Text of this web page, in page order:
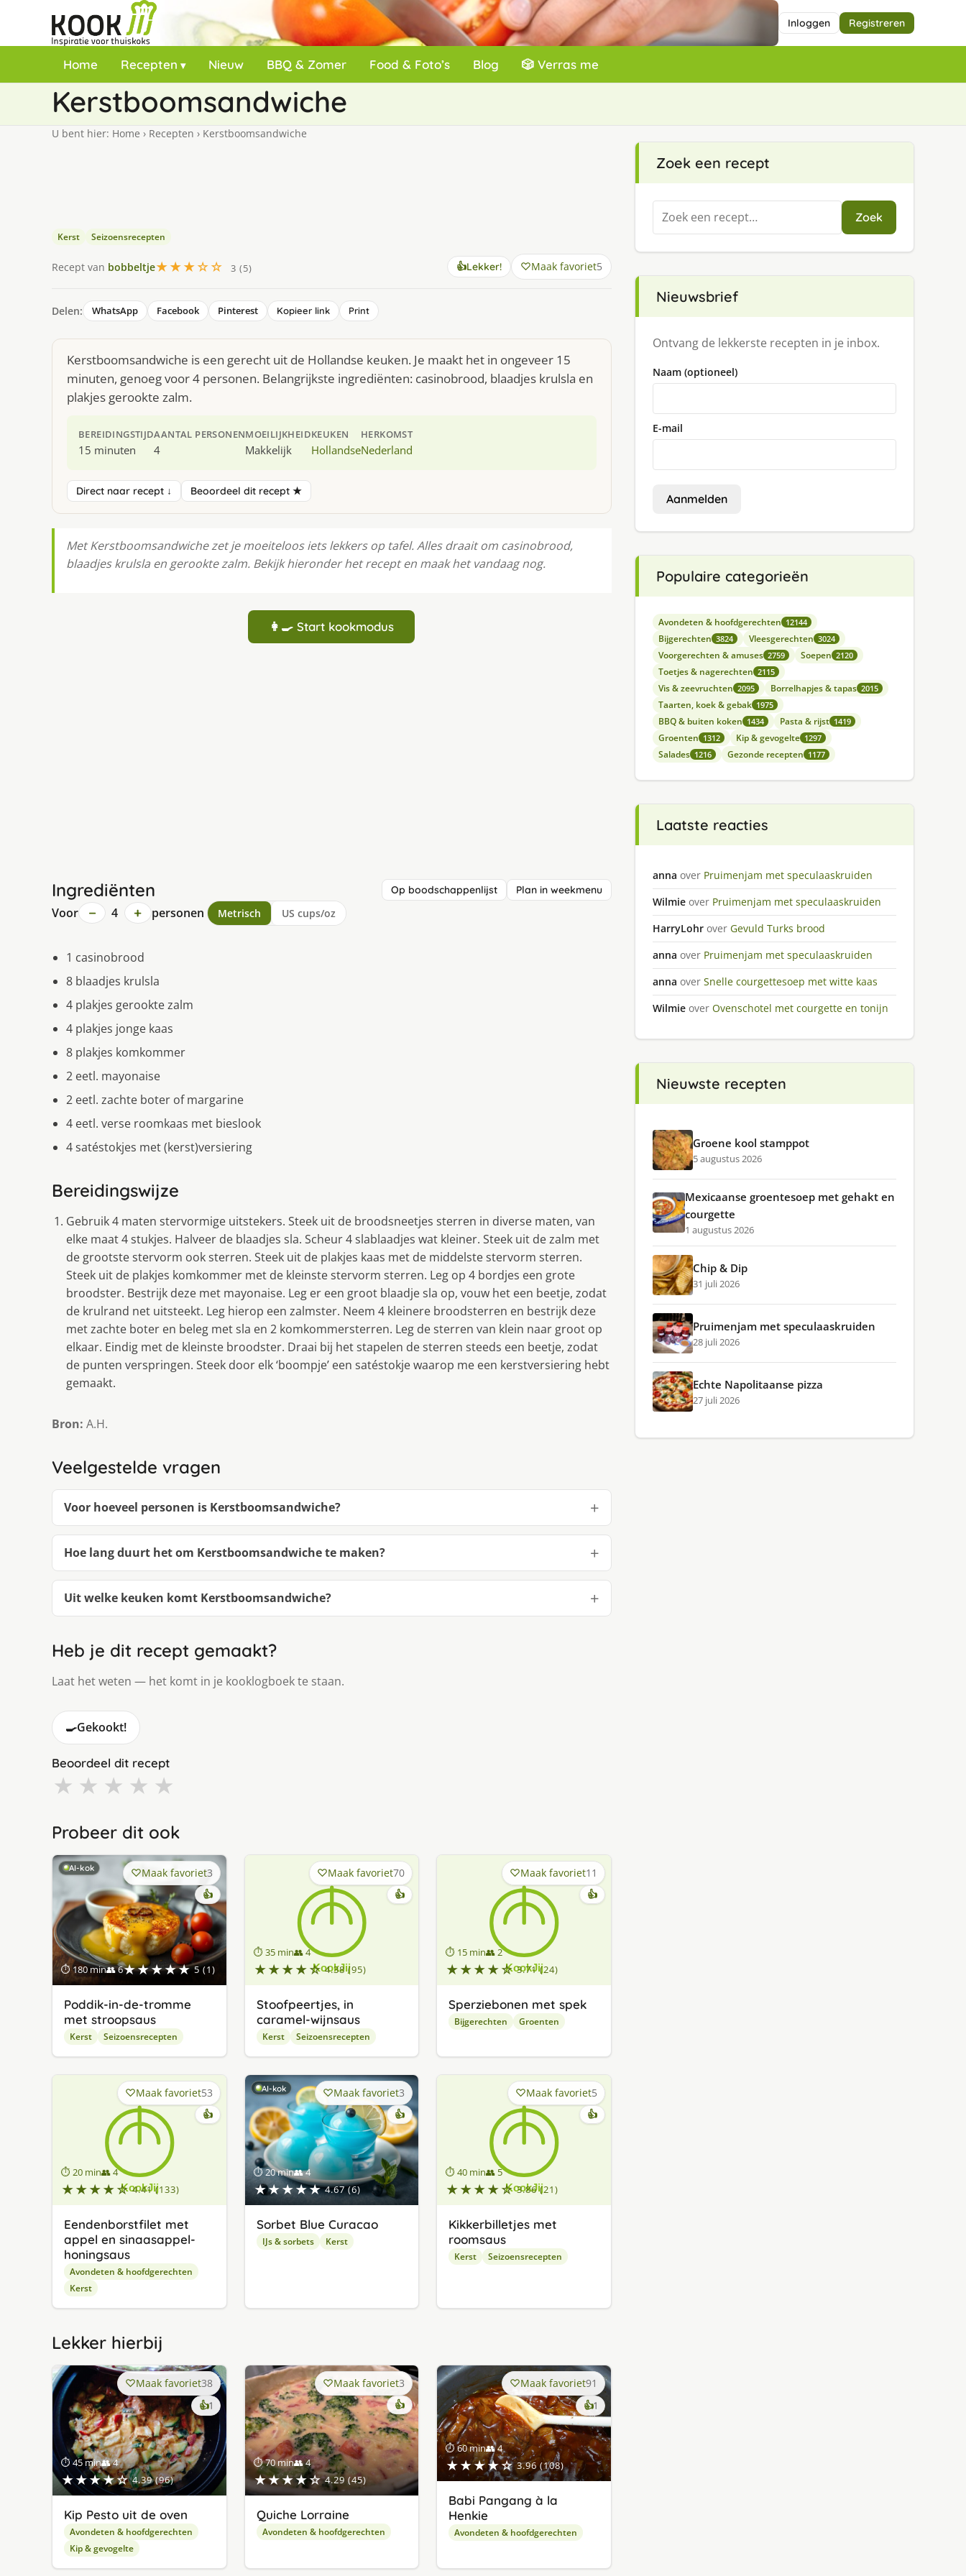
Inloggen Registreren
Home Recepten Nieuw BBQ & Zomer Food & Foto’s Blog 🎲 Verras me
Kerstboomsandwiche
U bent hier: Home › Recepten › Kerstboomsandwiche
Kerst Seizoensrecepten
Recept van bobbeltje★★★☆☆ 3 (5) 👍Lekker! Maak favoriet5
Delen: WhatsApp Facebook Pinterest Kopieer link Print
Kerstboomsandwiche is een gerecht uit de Hollandse keuken. Je maakt het in ongeveer 15
minuten, genoeg voor 4 personen. Belangrijkste ingrediënten: casinobrood, blaadjes krulsla en
plakjes gerookte zalm.
BEREIDINGSTIJD
15 minuten
AANTAL PERSONEN
4
MOEILIJKHEID
Makkelijk
KEUKEN
Hollandse
HERKOMST
Nederland
Direct naar recept ↓ Beoordeel dit recept ★
Met Kerstboomsandwiche zet je moeiteloos iets lekkers op tafel. Alles draait om casinobrood,
blaadjes krulsla en gerookte zalm. Bekijk hieronder het recept en maak het vandaag nog.
👩‍🍳 Start kookmodus
Ingrediënten Op boodschappenlijst Plan in weekmenu
Voor − 4 + personen Metrisch US cups/oz
1 casinobrood
8 blaadjes krulsla
4 plakjes gerookte zalm
4 plakjes jonge kaas
8 plakjes komkommer
2 eetl. mayonaise
2 eetl. zachte boter of margarine
4 eetl. verse roomkaas met bieslook
4 satéstokjes met (kerst)versiering
Bereidingswijze
Gebruik 4 maten stervormige uitstekers. Steek uit de broodsneetjes sterren in diverse maten, van
elke maat 4 stukjes. Halveer de blaadjes sla. Scheur 4 slablaadjes wat kleiner. Steek uit de zalm met
de grootste stervorm ook sterren. Steek uit de plakjes kaas met de middelste stervorm sterren.
Steek uit de plakjes komkommer met de kleinste stervorm sterren. Leg op 4 bordjes een grote
broodster. Bestrijk deze met mayonaise. Leg er een groot blaadje sla op, vouw het een beetje, zodat
de krulrand net uitsteekt. Leg hierop een zalmster. Neem 4 kleinere broodsterren en bestrijk deze
met zachte boter en beleg met sla en 2 komkommersterren. Leg de sterren van klein naar groot op
elkaar. Eindig met de kleinste broodster. Draai bij het stapelen de sterren steeds een beetje, zodat
de punten verspringen. Steek door elk ‘boompje’ een satéstokje waarop me een kerstversiering hebt
gemaakt.
Bron: A.H.
Veelgestelde vragen
Voor hoeveel personen is Kerstboomsandwiche?
Hoe lang duurt het om Kerstboomsandwiche te maken?
Uit welke keuken komt Kerstboomsandwiche?
Heb je dit recept gemaakt?
Laat het weten — het komt in je kooklogboek te staan.
🍳Gekookt!
Beoordeel dit recept
★ ★ ★ ★ ★
Probeer dit ook
AI-kok
⏱ 180 min👥 6★★★★★ 5 (1)
Maak favoriet3
👍
Poddik-in-de-tromme
met stroopsaus
Kerst Seizoensrecepten
⏱ 35 min👥 4
★★★★☆ 4.38 (95)
Maak favoriet70
👍
Stoofpeertjes, in
caramel-wijnsaus
Kerst Seizoensrecepten
⏱ 15 min👥 2
★★★★☆ 3.71 (24)
Maak favoriet11
👍
Sperziebonen met spek
Bijgerechten Groenten
⏱ 20 min👥 4
★★★★☆ 4.41 (133)
Maak favoriet53
👍
Eendenborstfilet met
appel en sinaasappel-
honingsaus
Avondeten & hoofdgerechten
Kerst
AI-kok
⏱ 20 min👥 4
★★★★★ 4.67 (6)
Maak favoriet3
👍
Sorbet Blue Curacao
IJs & sorbets Kerst
⏱ 40 min👥 5
★★★★☆ 3.86 (21)
Maak favoriet5
👍
Kikkerbilletjes met
roomsaus
Kerst Seizoensrecepten
Lekker hierbij
⏱ 45 min👥 4
★★★★☆ 4.39 (96)
Maak favoriet38
👍1keer
lekker
gevonden
Kip Pesto uit de oven
Avondeten & hoofdgerechten
Kip & gevogelte
⏱ 70 min👥 4
★★★★☆ 4.29 (45)
Maak favoriet3
👍
Quiche Lorraine
Avondeten & hoofdgerechten
⏱ 60 min👥 4
★★★★☆ 3.96 (108)
Maak favoriet91
👍1keer
lekker
gevonden
Babi Pangang à la
Henkie
Avondeten & hoofdgerechten
Zoek een recept
Zoeken
naar:
Zoek
Nieuwsbrief
Ontvang de lekkerste recepten in je inbox.
Naam (optioneel)
E-mail
Aanmelden
Populaire categorieën
Avondeten & hoofdgerechten 12144
Bijgerechten 3824 Vleesgerechten 3024
Voorgerechten & amuses 2759 Soepen 2120
Toetjes & nagerechten 2115
Vis & zeevruchten 2095 Borrelhapjes & tapas 2015
Taarten, koek & gebak 1975
BBQ & buiten koken 1434 Pasta & rijst 1419
Groenten 1312 Kip & gevogelte 1297
Salades 1216 Gezonde recepten 1177
Laatste reacties
anna over Pruimenjam met speculaaskruiden
Wilmie over Pruimenjam met speculaaskruiden
HarryLohr over Gevuld Turks brood
anna over Pruimenjam met speculaaskruiden
anna over Snelle courgettesoep met witte kaas
Wilmie over Ovenschotel met courgette en tonijn
Nieuwste recepten
Groene kool stamppot
5 augustus 2026
Mexicaanse groentesoep met gehakt en
courgette
1 augustus 2026
Chip & Dip
31 juli 2026
Pruimenjam met speculaaskruiden
28 juli 2026
Echte Napolitaanse pizza
27 juli 2026